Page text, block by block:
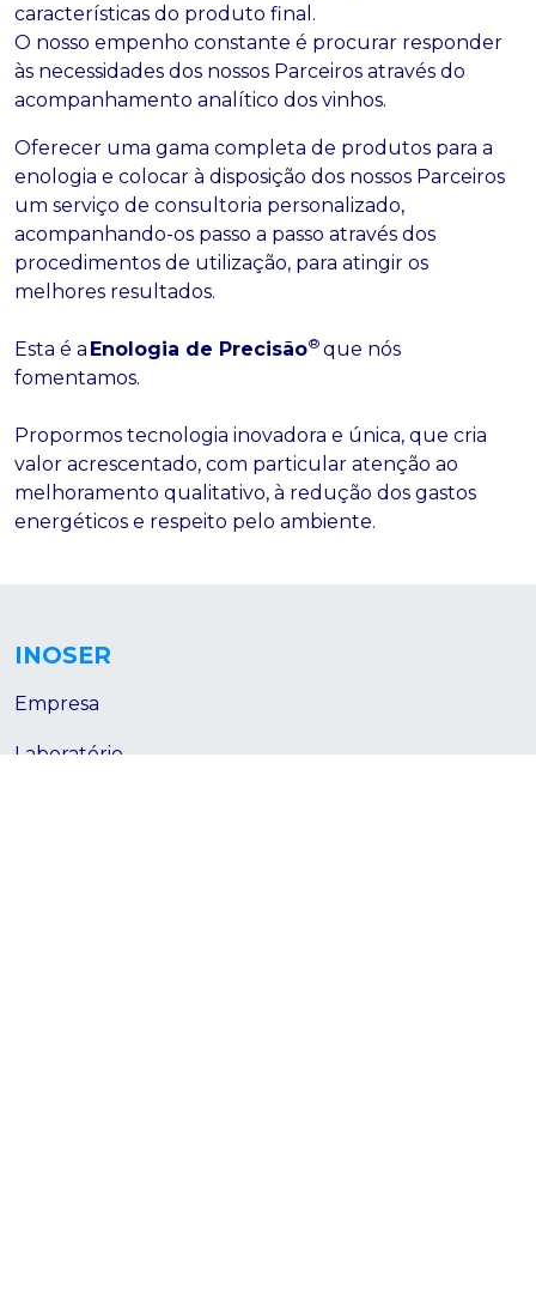
características do produto final.
O nosso empenho constante é procurar responder
às necessidades dos nossos Parceiros através do
acompanhamento analítico dos vinhos.
Oferecer uma gama completa de produtos para a
enologia e colocar à disposição dos nossos Parceiros
um serviço de consultoria personalizado,
acompanhando-os passo a passo através dos
procedimentos de utilização, para atingir os
melhores resultados.
Esta é a Enologia de Precisão® que nós
fomentamos.
Propormos tecnologia inovadora e única, que cria
valor acrescentado, com particular atenção ao
melhoramento qualitativo, à redução dos gastos
energéticos e respeito pelo ambiente.
INOSER
Empresa
Laboratório